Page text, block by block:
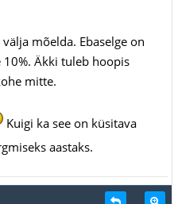
mõelda. Ebaselge on
Äkki tuleb hoopis
mitte.
Kuigi ka see on küsitava
aastaks.